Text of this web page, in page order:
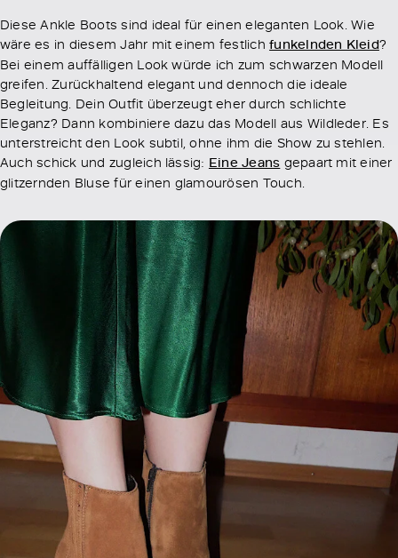
Diese Ankle Boots sind ideal für einen eleganten Look. Wie
wäre es in diesem Jahr mit einem festlichfunkelnden Kleid?
Bei einem auffälligen Look würde ich zum schwarzen Modell
greifen. Zurückhaltend elegant und dennoch die ideale
Begleitung. Dein Outfit überzeugt eher durch schlichte
Eleganz? Dann kombiniere dazu das Modell aus Wildleder. Es
unterstreicht den Look subtil, ohne ihm die Show zu stehlen.
Auch schick und zugleich lässig: Eine Jeans gepaart mit einer
glitzernden Bluse für einen glamourösen Touch.